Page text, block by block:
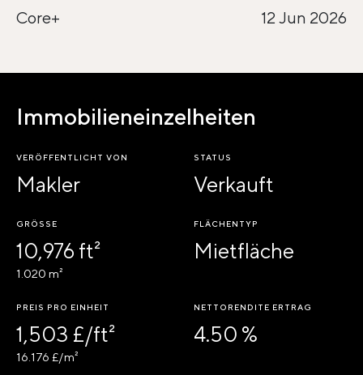
Core+ 12 Jun 2026
Immobilieneinzelheiten
VERÖFFENTLICHT VON
Makler
STATUS
Verkauft
GRÖSSE
10,976 ft²
1.020 m²
FLÄCHENTYP
Mietfläche
PREIS PRO EINHEIT
1,503 £/ft²
16.176 £/m²
NETTORENDITE ERTRAG
4.50 %